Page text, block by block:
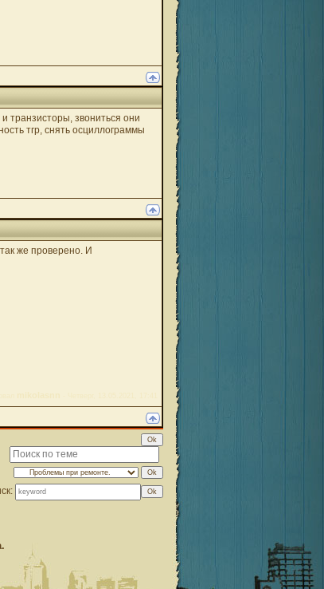
транзисторы, звониться они
тгр, снять осциллограммы
же проверено. И